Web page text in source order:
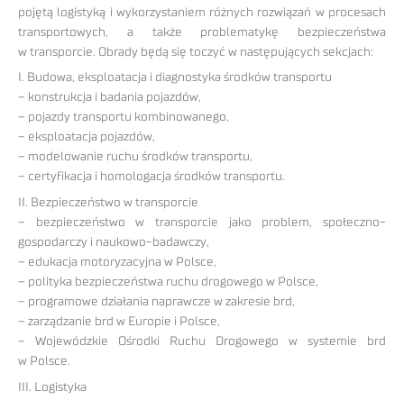
pojętą logistyką i wykorzystaniem różnych rozwiązań w procesach
transportowych, a także problematykę bezpieczeństwa
w transporcie. Obrady będą się toczyć w następujących sekcjach:
I. Budowa, eksploatacja i diagnostyka środków transportu
– konstrukcja i badania pojazdów,
– pojazdy transportu kombinowanego,
– eksploatacja pojazdów,
– modelowanie ruchu środków transportu,
– certyfikacja i homologacja środków transportu.
II. Bezpieczeństwo w transporcie
– bezpieczeństwo w transporcie jako problem, społeczno-
gospodarczy i naukowo-badawczy,
– edukacja motoryzacyjna w Polsce,
– polityka bezpieczeństwa ruchu drogowego w Polsce,
– programowe działania naprawcze w zakresie brd,
– zarządzanie brd w Europie i Polsce,
– Wojewódzkie Ośrodki Ruchu Drogowego w systemie brd
w Polsce.
III. Logistyka